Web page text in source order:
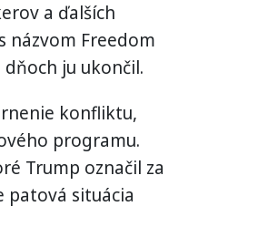
a ďalších
názvom Freedom
ju ukončil.
konfliktu,
programu.
Trump označil za
patová situácia